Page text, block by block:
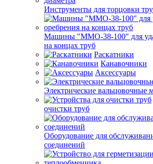
Инструменты для торцовки
Машины "ММО-38-100" для
на концах труб
Раскатники
Канавочники
Аксессуары
Электрические вальцовочные
очистки труб
Оборудование для
соединений